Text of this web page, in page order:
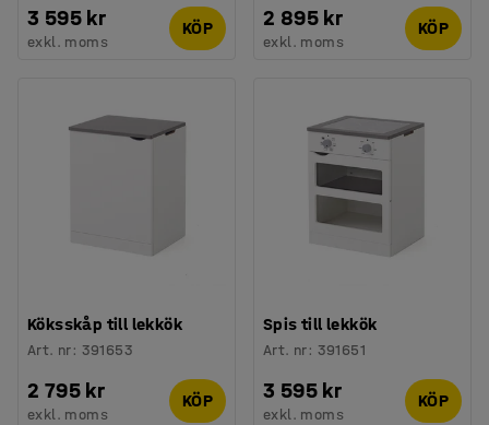
3 595 kr
exkl. moms
KÖP 2 895 kr
exkl. moms
KÖP
Köksskåp till lekkök
Art. nr: 391653
2 795 kr
exkl. moms
KÖP
Spis till lekkök
Art. nr: 391651
3 595 kr
exkl. moms
KÖP